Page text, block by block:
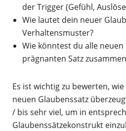
der Trigger (Gefühl,
Wie lautet dein neuer
Verhaltensmuster?
Wie könntest du alle
prägnanten Satz
Es ist wichtig zu bewerten,
neuen Glaubenssatz
/ bis sehr viel, um in
Glaubenssätzekonstrukt